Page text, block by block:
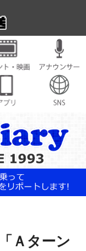
Ａターン